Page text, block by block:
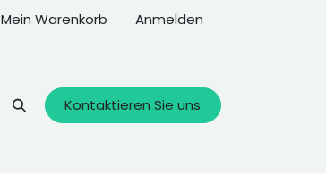
Mein Warenkorb Anmelden
Kontaktieren Sie uns